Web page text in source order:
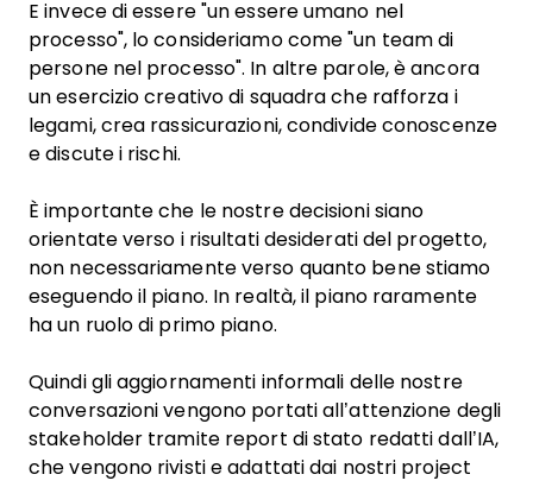
E invece di essere "un essere umano nel
processo", lo consideriamo come "un team di
persone nel processo". In altre parole, è ancora
un esercizio creativo di squadra che rafforza i
legami, crea rassicurazioni, condivide conoscenze
e discute i rischi.
È importante che le nostre decisioni siano
orientate verso i risultati desiderati del progetto,
non necessariamente verso quanto bene stiamo
eseguendo il piano. In realtà, il piano raramente
ha un ruolo di primo piano.
Quindi gli aggiornamenti informali delle nostre
conversazioni vengono portati all’attenzione degli
stakeholder tramite report di stato redatti dall’IA,
che vengono rivisti e adattati dai nostri project